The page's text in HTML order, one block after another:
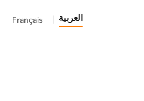
العربية Français